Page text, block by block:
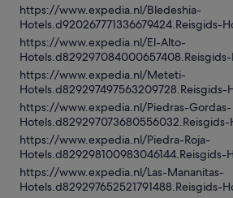
https://www.expedia.nl/Bledeshia-
Hotels.d920267771336679424.Reisgids-
https://www.expedia.nl/El-Alto-
https://www.expedia.nl/Meteti-
Hotels.d829297497563209728.Reisgids-
https://www.expedia.nl/Piedras-Gordas-
Hotels.d829297073680556032.Reisgids-
https://www.expedia.nl/Piedra-Roja-
Hotels.d829298100983046144.Reisgids-
https://www.expedia.nl/Las-Mananitas-
Hotels.d829297652521791488.Reisgids-